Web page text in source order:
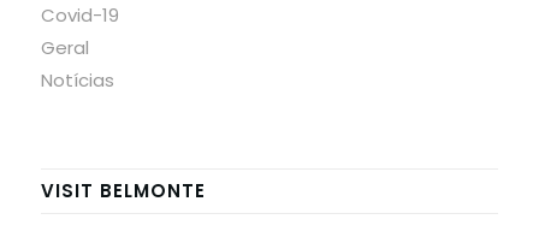
Covid-19
Geral
Notícias
VISIT BELMONTE